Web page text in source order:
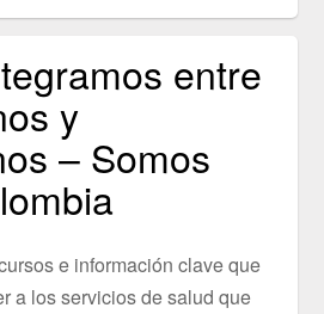
entre
y
– Somos
e información clave que
a los servicios de salud que